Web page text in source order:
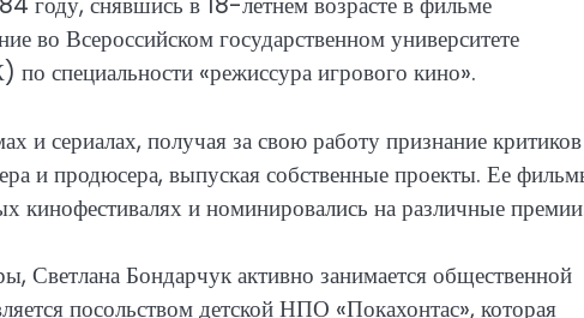
во Всероссийском государственном университете
специальности «режиссура игрового кино».
и сериалах, получая за свою работу признание
и продюсера, выпуская собственные проекты. Ее
кинофестивалях и номинировались на различные
Светлана Бондарчук активно занимается общественной
посольством детской НПО «Покахонтас», которая